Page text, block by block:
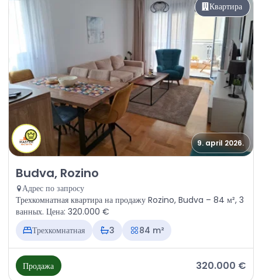
Квартира
9. april 2026.
Продажа - Квартира Budva, Rozino
Budva, Rozino
Адрес по запросу
Трехкомнатная квартира на продажу Rozino, Budva – 84 м², 3
ванных. Цена: 320.000 €
Трехкомнатная
3 84 m²
Продажа 320.000 €